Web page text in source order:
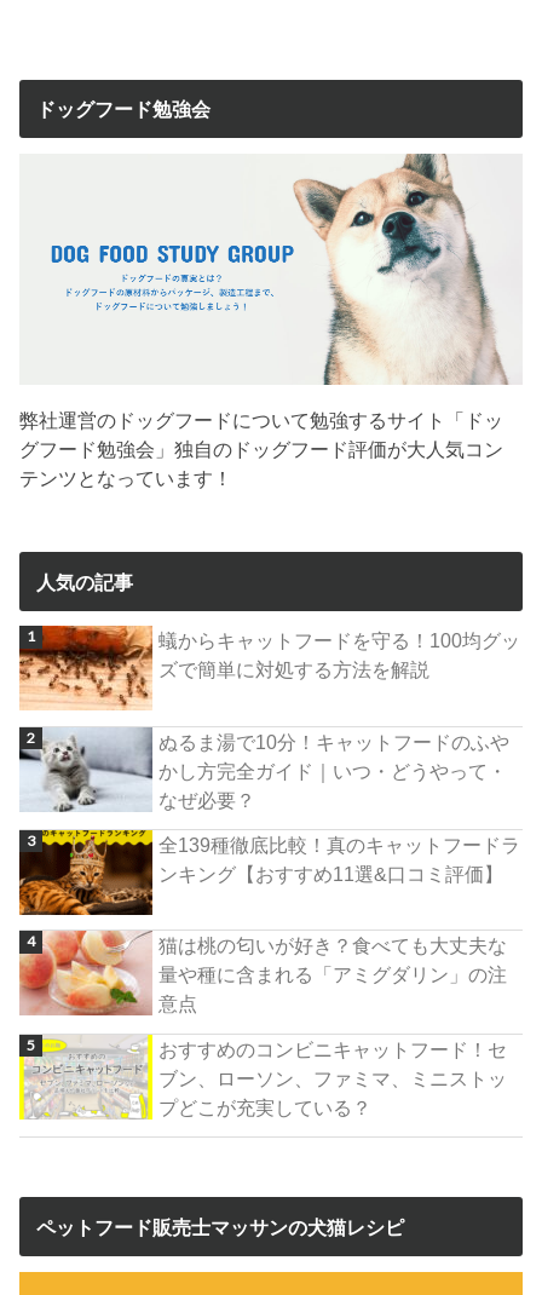
ドッグフード勉強会
弊社運営のドッグフードについて勉強するサイト「ドッ
グフード勉強会」独自のドッグフード評価が大人気コン
テンツとなっています！
人気の記事
蟻からキャットフードを守る！100均グッ
ズで簡単に対処する方法を解説
ぬるま湯で10分！キャットフードのふや
かし方完全ガイド｜いつ・どうやって・
なぜ必要？
全139種徹底比較！真のキャットフードラ
ンキング【おすすめ11選&口コミ評価】
猫は桃の匂いが好き？食べても大丈夫な
量や種に含まれる「アミグダリン」の注
意点
おすすめのコンビニキャットフード！セ
ブン、ローソン、ファミマ、ミニストッ
プどこが充実している？
ペットフード販売士マッサンの犬猫レシピ